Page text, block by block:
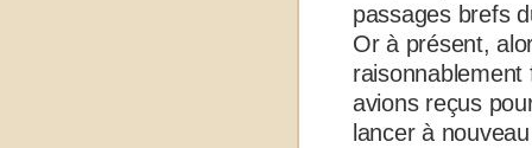
passages brefs
Or à présent,
avions reçus
lancer à